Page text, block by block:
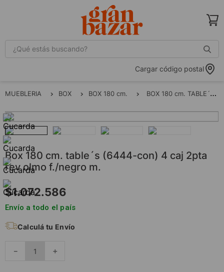
¿Qué estás buscando?
Cargar código postal
MUEBLERIA BOX BOX 180 cm. BOX 180 cm. TABLE´S (6444-CON) 4 CAJ 2PTA REV OLMO F./NEGRO M.
box 180 cm. table´s (6444-con) 4 caj 2pta
rev olmo f./negro m.
$1.072.586
Envío a todo el país
Calculá tu Envío
＋
－